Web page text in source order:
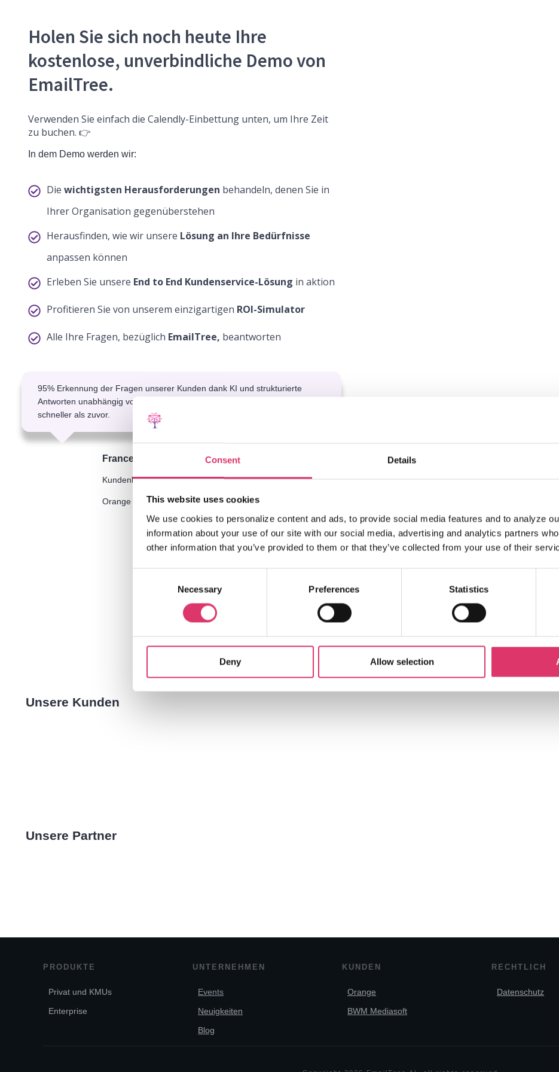
Consent Details
This website uses cookies
We use cookies to personalize content and ads, to provide social media features and to analyze
information about your use of our site with our social media, advertising and analytics partners
other information that you’ve provided to them or that they’ve collected from your use of their
Necessary Preferences Statistics
Deny Allow selection
Holen Sie sich noch heute Ihre
kostenlose, unverbindliche Demo von
EmailTree.
Verwenden Sie einfach die Calendly-Einbettung unten, um Ihre Zeit
zu buchen. 👉
In dem Demo werden wir:
Die wichtigsten Herausforderungen behandeln, denen Sie in
Ihrer Organisation gegenüberstehen
Herausfinden, wie wir unsere Lösung an Ihre Bedürfnisse
anpassen können
Erleben Sie unsere End to End Kundenservice-Lösung in aktion
Profitieren Sie von unserem einzigartigen ROI-Simulator
Alle Ihre Fragen, bezüglich EmailTree, beantworten
95% Erkennung der Fragen unserer Kunden dank KI und strukturierte
Antworten unabhängig vom Korrespondenten, in fünf Sprachen und fünfmal
schneller als zuvor.
France-Diane Hardy
Kundenbindung-Direktor
Orange Luxembourg
Unsere Kunden
Unsere Partner
PRODUKTE
Privat und KMUs
Enterprise
UNTERNEHMEN
Events
Neuigkeiten
Blog
KUNDEN
Orange
BWM Mediasoft
RECHTLICH
Datenschutz